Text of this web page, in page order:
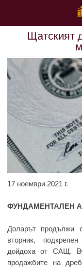
Щатският
17 ноември 2021 г.
ФУНДАМЕНТАЛЕН
Доларът продължи
вторник,
дойдоха от САЩ.
продажбите на